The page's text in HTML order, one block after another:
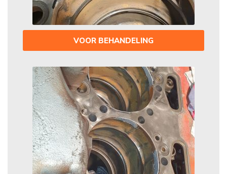
VOOR BEHANDELING